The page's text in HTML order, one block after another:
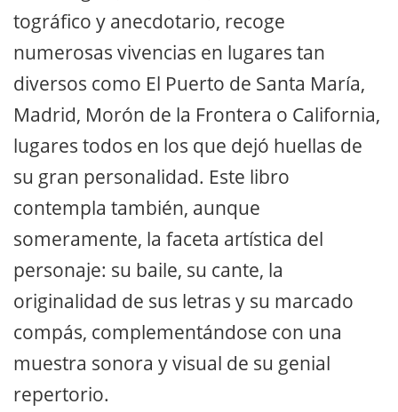
tográfico y anecdotario, recoge
numerosas vivencias en lugares tan
diversos como El Puerto de Santa María,
Madrid, Morón de la Frontera o California,
lugares todos en los que dejó huellas de
su gran personalidad. Este libro
contempla también, aunque
someramente, la faceta artística del
personaje: su baile, su cante, la
originalidad de sus letras y su marcado
compás, complementándose con una
muestra sonora y visual de su genial
repertorio.